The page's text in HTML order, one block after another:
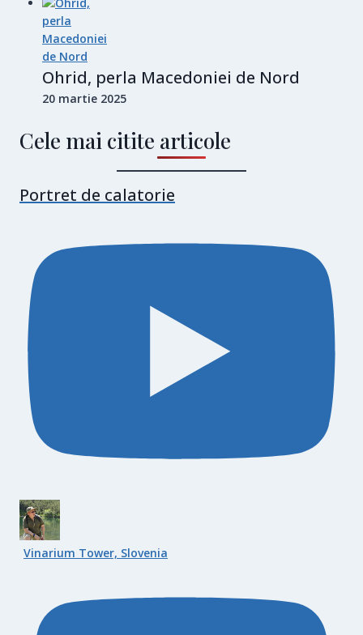
Ohrid, perla Macedoniei de Nord
20 martie 2025
Cele mai citite articole
Portret de calatorie
Vinarium Tower, Slovenia